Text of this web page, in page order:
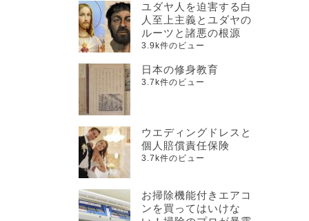
ユダヤ人を迫害する白
人至上主義とユダヤの
ルーツと諸悪の根源
3.9k件のビュー
日本の修身教育
3.7k件のビュー
ウエディングドレスと
個人賠償責任保険
3.7k件のビュー
お掃除機能付きエアコ
ンを買ってはいけな